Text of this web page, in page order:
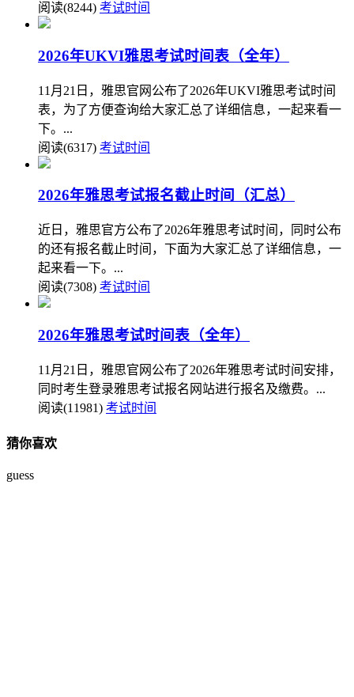
阅读(8244) 考试时间
2026年UKVI雅思考试时间表（全年）
11月21日，雅思官网公布了2026年UKVI雅思考试时间
表，为了方便查询给大家汇总了详细信息，一起来看一
下。...
阅读(6317) 考试时间
2026年雅思考试报名截止时间（汇总）
近日，雅思官方公布了2026年雅思考试时间，同时公布
的还有报名截止时间，下面为大家汇总了详细信息，一
起来看一下。...
阅读(7308) 考试时间
2026年雅思考试时间表（全年）
11月21日，雅思官网公布了2026年雅思考试时间安排，
同时考生登录雅思考试报名网站进行报名及缴费。...
阅读(11981) 考试时间
猜你喜欢
guess